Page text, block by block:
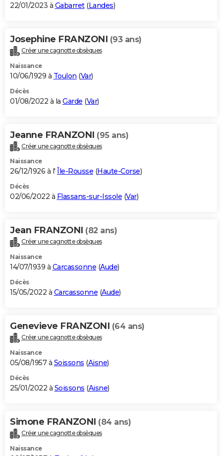
22/01/2023 à Gabarret(Landes)
Josephine FRANZONI (93 ans)
Créer une cagnotte obsèques
Naissance
10/06/1929 à Toulon (Var)
Décès
01/08/2022 à la Garde (Var)
Jeanne FRANZONI (95 ans)
Créer une cagnotte obsèques
Naissance
26/12/1926 à l' Île-Rousse (Haute-Corse)
Décès
02/06/2022 à Flassans-sur-Issole (Var)
Jean FRANZONI (82 ans)
Créer une cagnotte obsèques
Naissance
14/07/1939 à Carcassonne (Aude)
Décès
15/05/2022 à Carcassonne (Aude)
Genevieve FRANZONI (64 ans)
Créer une cagnotte obsèques
Naissance
05/08/1957 à Soissons (Aisne)
Décès
25/01/2022 à Soissons (Aisne)
Simone FRANZONI (84 ans)
Créer une cagnotte obsèques
Naissance